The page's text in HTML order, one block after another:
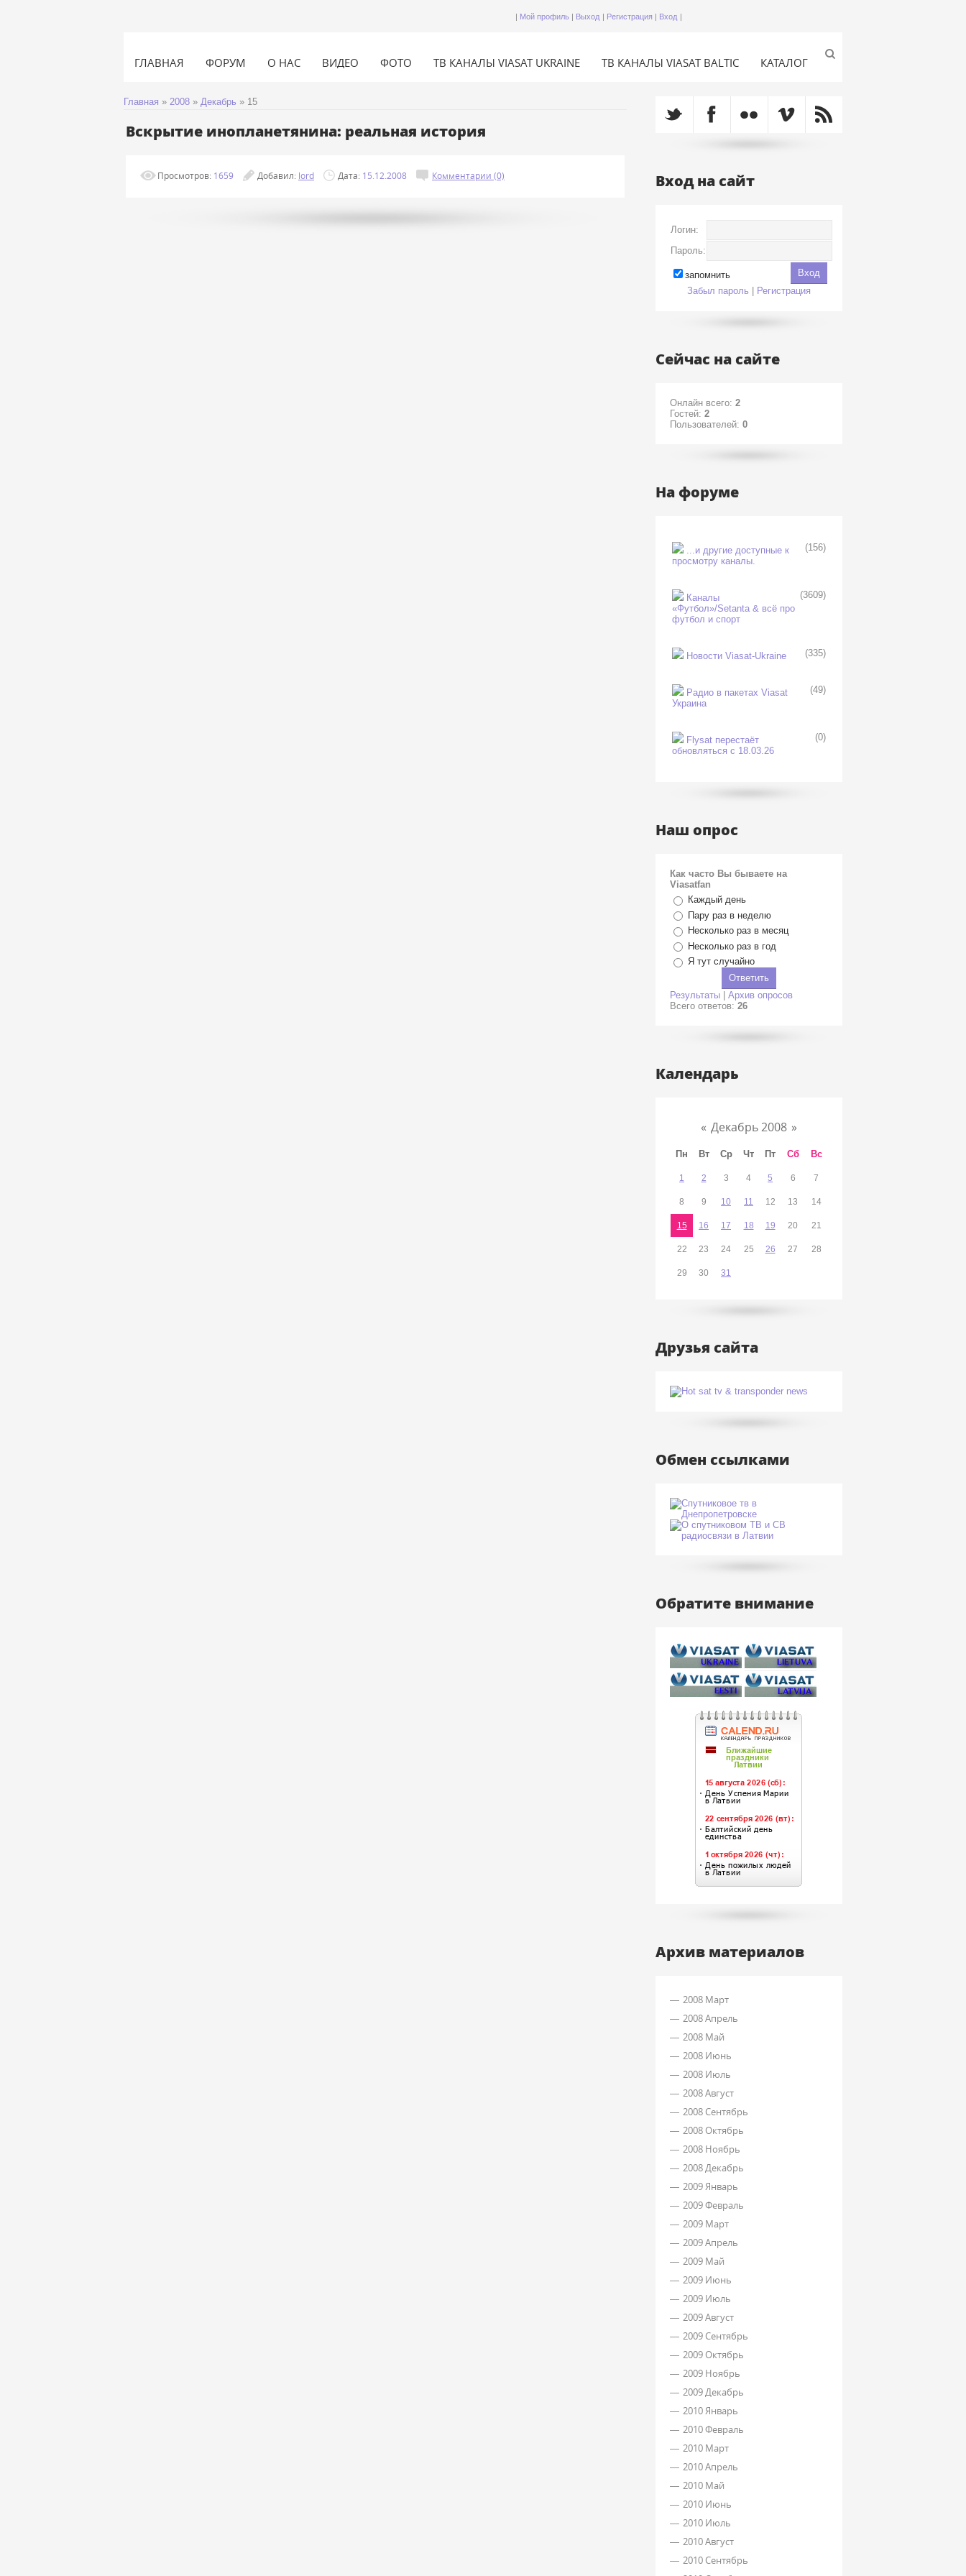
| Мой профиль | Выход | Регистрация | Вход |
ГЛАВНАЯ ФОРУМ О НАС ВИДЕО ФОТО ТВ КАНАЛЫ VIASAT UKRAINE ТВ КАНАЛЫ VIASAT BALTIC КАТАЛОГ
Главная » 2008 » Декабрь » 15
Вскрытие инопланетянина: реальная история
Просмотров: 1659 Добавил: lord Дата: 15.12.2008 Комментарии (0) Вход на сайт
Логин:
Пароль:
запомнить
Забыл пароль
Регистрация
Сейчас на сайте
Онлайн всего: 2
Гостей: 2
Пользователей: 0
На форуме
...и другие доступные к
просмотру каналы.
(156)
Каналы
«Футбол»/Setanta & всё про
футбол и спорт
(3609)
Новости Viasat-Ukraine (335)
Радио в пакетах Viasat
Украина
(49)
Flysat перестаёт
обновляться с 18.03.26
(0)
Наш опрос
Как часто Вы бываете на
Viasatfan
Каждый день
Пару раз в неделю
Несколько раз в месяц
Несколько раз в год
Я тут случайно
Результаты
Архив опросов
Всего ответов: 26
Календарь
« Декабрь 2008 »
Пн Вт Ср Чт Пт Сб Вс
1 2 3 4 5 6 7
8 9 10 11 12 13 14
15 16 17 18 19 20 21
22 23 24 25 26 27 28
29 30 31
Друзья сайта
Обмен ссылками
Обратите внимание
Архив материалов
2008 Март
2008 Апрель
2008 Май
2008 Июнь
2008 Июль
2008 Август
2008 Сентябрь
2008 Октябрь
2008 Ноябрь
2008 Декабрь
2009 Январь
2009 Февраль
2009 Март
2009 Апрель
2009 Май
2009 Июнь
2009 Июль
2009 Август
2009 Сентябрь
2009 Октябрь
2009 Ноябрь
2009 Декабрь
2010 Январь
2010 Февраль
2010 Март
2010 Апрель
2010 Май
2010 Июнь
2010 Июль
2010 Август
2010 Сентябрь